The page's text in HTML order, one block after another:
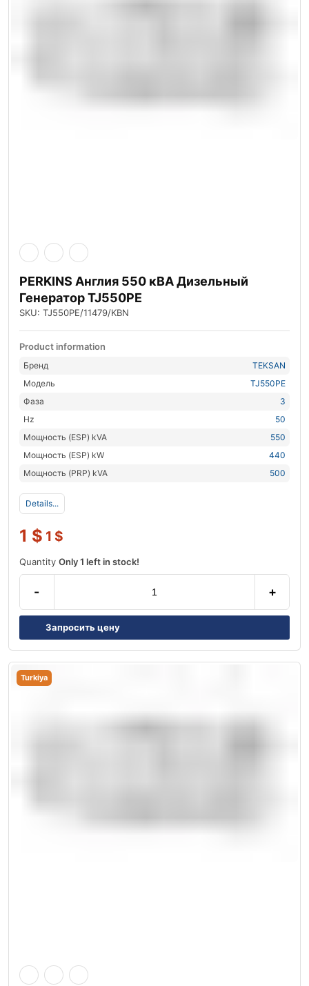
PERKINS Англия 550 кВА Дизельный
Генератор TJ550PE
SKU: TJ550PE/11479/KBN
Product information
Бренд
TEKSAN
Модель
TJ550PE
Фаза
3
Hz
50
Мощность (ESP) kVA
550
Мощность (ESP) kW
440
Мощность (PRP) kVA
500
Details...
1 $ 1 $
Quantity Only 1 left in stock!
- +
Запросить цену
Turkiya